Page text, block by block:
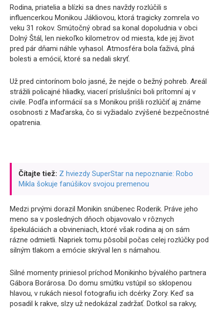
Rodina, priatelia a blízki sa dnes navždy rozlúčili s
influencerkou Monikou Jákliovou, ktorá tragicky zomrela vo
veku 31 rokov. Smútočný obrad sa konal dopoludnia v obci
Dolný Štál, len niekoľko kilometrov od miesta, kde jej život
pred pár dňami náhle vyhasol. Atmosféra bola ťaživá, plná
bolesti a emócií, ktoré sa nedali skryť.
Už pred cintorínom bolo jasné, že nejde o bežný pohreb. Areál
strážili policajné hliadky, viacerí príslušníci boli prítomní aj v
civile. Podľa informácií sa s Monikou prišli rozlúčiť aj známe
osobnosti z Maďarska, čo si vyžiadalo zvýšené bezpečnostné
opatrenia.
Čítajte tiež: Z hviezdy SuperStar na nepoznanie: Robo
Mikla šokuje fanúšikov svojou premenou
Medzi prvými dorazil Monikin snúbenec Roderik. Práve jeho
meno sa v posledných dňoch objavovalo v rôznych
špekuláciách a obvineniach, ktoré však rodina aj on sám
rázne odmietli. Napriek tomu pôsobil počas celej rozlúčky pod
silným tlakom a emócie skrýval len s námahou.
Silné momenty priniesol príchod Monikinho bývalého partnera
Gábora Borárosa. Do domu smútku vstúpil so sklopenou
hlavou, v rukách niesol fotografiu ich dcérky Zory. Keď sa
posadil k rakve, slzy už nedokázal zadržať. Dotkol sa rakvy,